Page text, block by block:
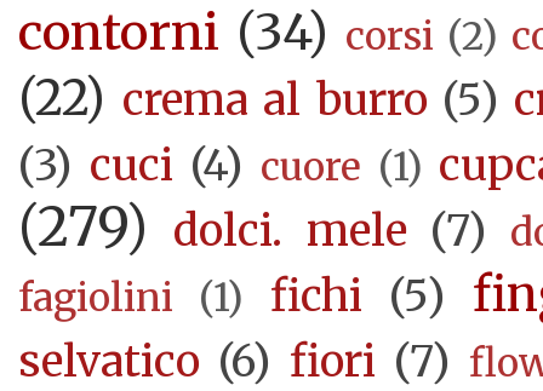
contorni (34) corsi (2)
(22) crema al burro (5)
(3) cuci (4) cuore (1)
(279) dolci. mele (7)
fagiolini (1) fichi (5)
selvatico (6) fiori (7)